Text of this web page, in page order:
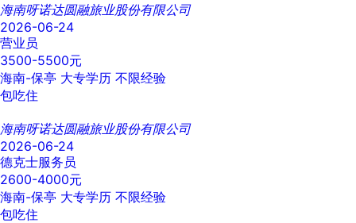
海南呀诺达圆融旅业股份有限公司
2026-06-24
营业员
3500-5500元
海南-保亭 大专学历 不限经验
包吃住
海南呀诺达圆融旅业股份有限公司
2026-06-24
德克士服务员
2600-4000元
海南-保亭 大专学历 不限经验
包吃住